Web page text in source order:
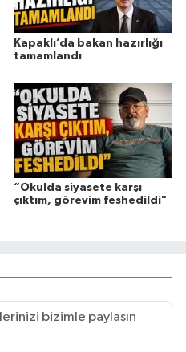
Kapaklı’da bakan hazırlığı
tamamlandı
“Okulda siyasete karşı
çıktım, görevim feshedildi"